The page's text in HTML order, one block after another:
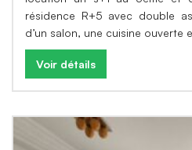
résidence R+5 avec double
d’un salon, une cuisine ouverte
Voir détails